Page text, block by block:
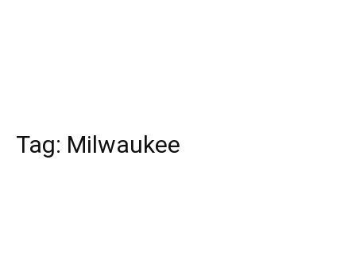
Tag: Milwaukee